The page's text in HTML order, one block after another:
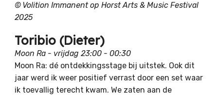
© Volition Immanent op Horst Arts & Music Festival
2025
Toribio (Dieter)
Moon Ra - vrijdag 23:00 - 00:30
Moon Ra: dé ontdekkingsstage bij uitstek. Ook dit
jaar werd ik weer positief verrast door een set waar
ik toevallig terecht kwam. We zaten aan de